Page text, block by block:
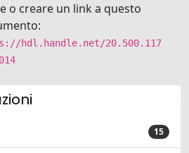
o creare un link a questo
hdl.handle.net/20.500.117
15